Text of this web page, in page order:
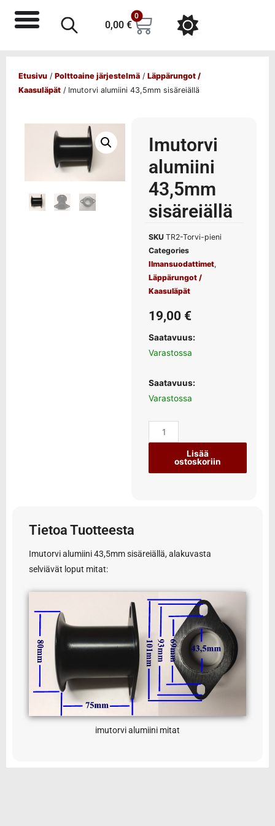
0,00 €
0
Etusivu / Polttoaine järjestelmä / Läppärungot /
Kaasuläpät / Imutorvi alumiini 43,5mm sisäreiällä
Imutorvi
alumiini
43,5mm
sisäreiällä
SKU TR2-Torvi-pieni
Categories
Ilmansuodattimet,
Läppärungot /
Kaasuläpät
19,00 €
Saatavuus:
Varastossa
Saatavuus:
Varastossa
Lisää
ostoskoriin
Tietoa Tuotteesta
Imutorvi alumiini 43,5mm sisäreiällä, alakuvasta
selviävät loput mitat:
imutorvi alumiini mitat